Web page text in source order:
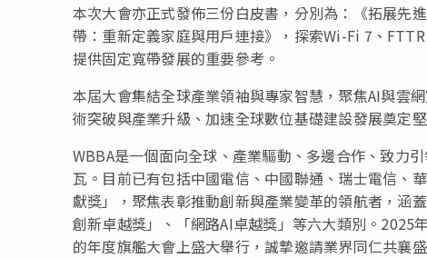
本次大會亦正式發佈三份白皮書，分別為：《拓展先
帶：重新定義家庭與用戶連接》，探索Wi-Fi 7、
提供固定寬帶發展的重要參考。
本屆大會集結全球產業領袖與專家智慧，聚焦AI與雲
術突破與產業升級、加速全球數位基礎建設發展奠定
WBBA是一個面向全球、產業驅動、多邊合作、致力
瓦。目前已有包括中國電信、中國聯通、瑞士電信、
獻獎」，聚焦表彰推動創新與產業變革的領航者，涵
創新卓越獎」、「網路AI卓越獎」等六大類別。2025
的年度旗艦大會上盛大舉行，誠摯邀請業界同仁共襄